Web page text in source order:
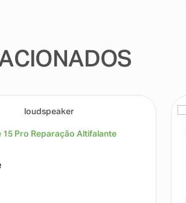
15 Pro Reparação Altifalante